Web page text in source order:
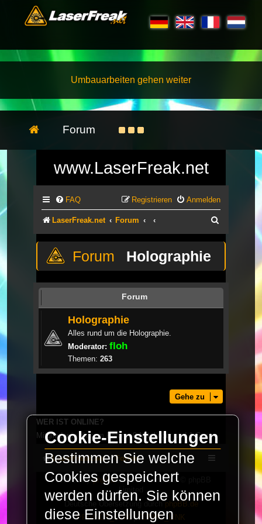
Umbauarbeiten gehen weiter
Forum
www.LaserFreak.net
FAQ Anmelden
Registrieren
LaserFreak.net Forum
Holographie
Forum
Holographie
Alles rund um die Holographie.
Moderator: floh
Themen: 263
Gehe zu
WER IST ONLINE?
Mitglieder in diesem Forum: 0 Mitglieder und 1 Gast
LaserFreak.net Forum
Powered byphpBB® Forum Software © phpBB
Limited
phpBB.de
PRIVACY_LINK|TERMS_LINK
Cookie-Einstellungen
Bestimmen Sie welche
Cookies gespeichert
werden dürfen. Sie können
diese Einstellungen